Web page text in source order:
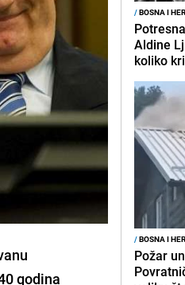
godina
/BOSNA I
Aldine
koliko
/BOSNA I
Požar